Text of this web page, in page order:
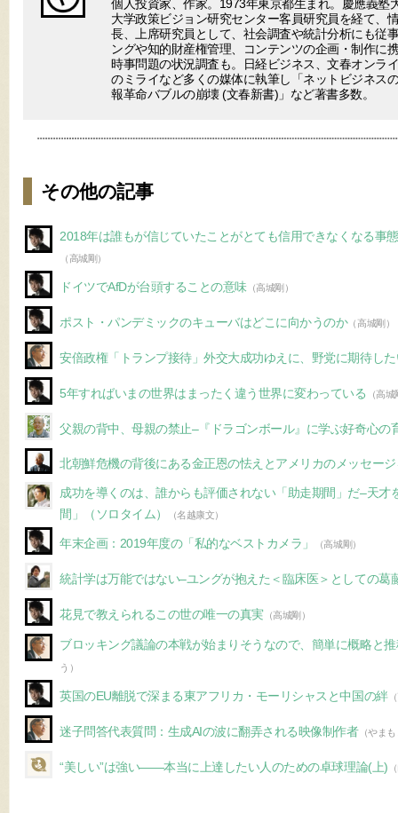
個人投資家、作家。1973年東京都生まれ。慶應義塾
大学政策ビジョン研究センター客員研究員を経て、
長、上席研究員として、社会調査や統計分析にも従
ングや知的財産権管理、コンテンツの企画・制作に
時事問題の状況調査も。日経ビジネス、文春オンラ
のミライなど多くの媒体に執筆し「ネットビジネス
報革命バブルの崩壊 (文春新書)」など著書多数。
その他の記事
2018年は誰もが信じていたことがとても信用できなくなる事
（高城剛）
ドイツでAfDが台頭することの意味（高城剛）
ポスト・パンデミックのキューバはどこに向かうのか（高城剛）
安倍政権「トランプ接待」外交大成功ゆえに、野党に期待し
5年すればいまの世界はまったく違う世界に変わっている （高
父親の背中、母親の禁止–『ドラゴンボール』に学ぶ好奇心の
北朝鮮危機の背後にある金正恩の怯えとアメリカのメッセー
成功を導くのは、誰からも評価されない「助走期間」だ–天才
間」（ソロタイム）
（名越康文）
年末企画：2019年度の「私的なベストカメラ」 （高城剛）
統計学は万能ではない–ユングが抱えた＜臨床医＞としての葛
花見で教えられるこの世の唯一の真実（高城剛）
ブロッキング議論の本戦が始まりそうなので、簡単に概略と
う）
英国のEU離脱で深まる東アフリカ・モーリシャスと中国の絆
迷子問答代表質問：生成AIの波に翻弄される映像制作者（やま
“美しい”は強い――本当に上達したい人のための卓球理論(上)